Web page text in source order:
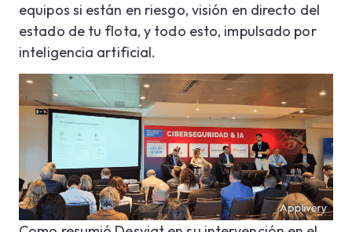
equipos si están en riesgo, visión en directo del
estado de tu flota, y todo esto, impulsado por
inteligencia artificial.